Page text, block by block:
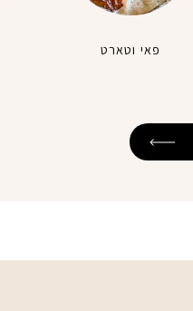
פאי וטארט